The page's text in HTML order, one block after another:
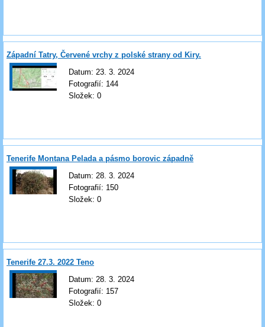
Západní Tatry, Červené vrchy z polské strany od Kiry.
Datum: 23. 3. 2024
Fotografií: 144
Složek: 0
Tenerife Montana Pelada a pásmo borovic západně
21.3.2022
Datum: 28. 3. 2024
Fotografií: 150
Složek: 0
Tenerife 27.3. 2022 Teno
Datum: 28. 3. 2024
Fotografií: 157
Složek: 0